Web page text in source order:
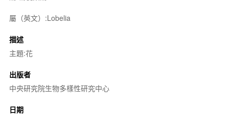
屬（英文）:Lobelia
描述
主題:花
出版者
中央研究院生物多樣性研究中心
日期